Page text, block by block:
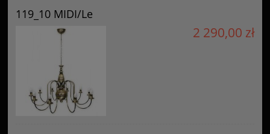
119_10 MIDI/Le
2 290,00 zł